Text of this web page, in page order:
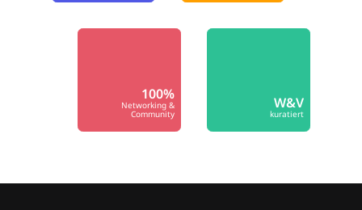
100%
Networking &
Community
W&V
kuratiert